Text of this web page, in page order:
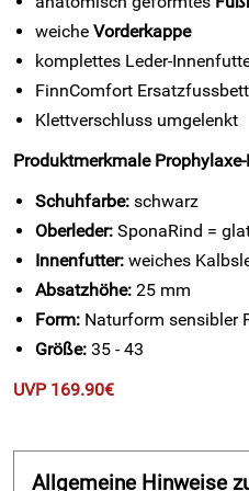
weiche Vorderkappe
komplettes Leder-
FinnComfort
Klettverschluss umgelenkt
Produktmerkmale
Schuhfarbe: schwarz
Oberleder: SponaRind =
Innenfutter: weiches
Absatzhöhe: 25 mm
Form: Naturform sensibler
Größe: 35 - 43
UVP 169.90€
Allgemeine Hinweise